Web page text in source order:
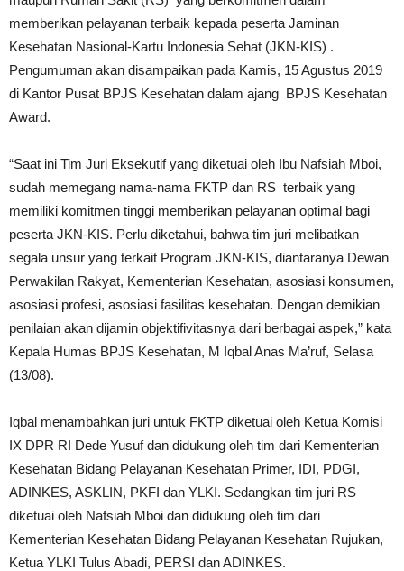
memberikan pelayanan terbaik kepada peserta Jaminan
Kesehatan Nasional-Kartu Indonesia Sehat (JKN-KIS) .
Pengumuman akan disampaikan pada Kamis, 15 Agustus 2019
di Kantor Pusat BPJS Kesehatan dalam ajang BPJS Kesehatan
Award.
“Saat ini Tim Juri Eksekutif yang diketuai oleh Ibu Nafsiah Mboi,
sudah memegang nama-nama FKTP dan RS terbaik yang
memiliki komitmen tinggi memberikan pelayanan optimal bagi
peserta JKN-KIS. Perlu diketahui, bahwa tim juri melibatkan
segala unsur yang terkait Program JKN-KIS, diantaranya Dewan
Perwakilan Rakyat, Kementerian Kesehatan, asosiasi konsumen,
asosiasi profesi, asosiasi fasilitas kesehatan. Dengan demikian
penilaian akan dijamin objektifivitasnya dari berbagai aspek,” kata
Kepala Humas BPJS Kesehatan, M Iqbal Anas Ma’ruf, Selasa
(13/08).
Iqbal menambahkan juri untuk FKTP diketuai oleh Ketua Komisi
IX DPR RI Dede Yusuf dan didukung oleh tim dari Kementerian
Kesehatan Bidang Pelayanan Kesehatan Primer, IDI, PDGI,
ADINKES, ASKLIN, PKFI dan YLKI. Sedangkan tim juri RS
diketuai oleh Nafsiah Mboi dan didukung oleh tim dari
Kementerian Kesehatan Bidang Pelayanan Kesehatan Rujukan,
Ketua YLKI Tulus Abadi, PERSI dan ADINKES.